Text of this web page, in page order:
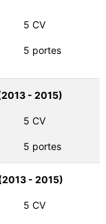
5 CV
5 portes
- 2015)
5 CV
5 portes
- 2015)
5 CV